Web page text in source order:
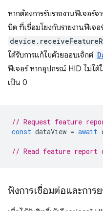
หากต้องการรับรายงานฟีเจอร์
บิต ที่เชื่อมโยงกับรายงานฟีเจอ
ได้รับการแก้ไขด้วยออบเจ็กต์
ฟีเจอร์ หากอุปกรณ์ HID ไม่ได้
เป็น 0
// Request feature
const dataView = await
// Read feature
ฟังการเชื่อมต่อและการ